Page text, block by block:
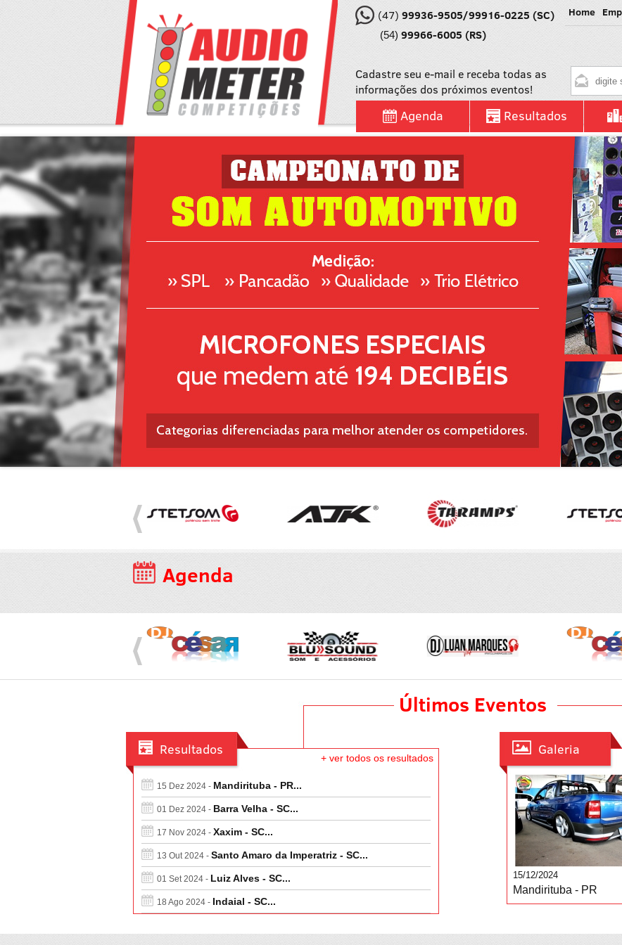
(47)99936-9505/99916-0225 (SC)
(54)99966-6005 (RS)
Home
Cadastre seu e-mail e receba todas as
informações dos próximos eventos!
Agenda Resultados
Agenda
Últimos Eventos
Resultados + ver todos os resultados
15 Dez 2024 - Mandirituba - PR...
01 Dez 2024 - Barra Velha - SC...
17 Nov 2024 - Xaxim - SC...
13 Out 2024 - Santo Amaro da Imperatriz - SC...
01 Set 2024 - Luiz Alves - SC...
18 Ago 2024 - Indaial - SC...
Galeria
15/12/2024
Mandirituba - PR